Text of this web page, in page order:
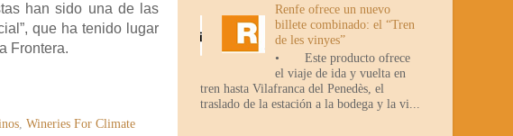
han sido una de las
que ha tenido lugar
Frontera.
, Wineries For Climate
Renfe ofrece un nuevo
billete combinado: el “Tren
de les vinyes”
• Este producto ofrece
el viaje de ida y vuelta en
tren hasta Vilafranca del Penedès, el
traslado de la estación a la bodega y la vi...